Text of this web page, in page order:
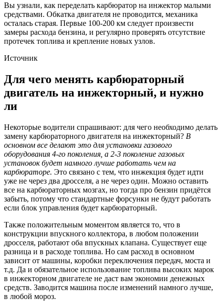
Вы узнали, как переделать карбюратор на инжектор малыми
средствами. Обкатка двигателя не проводится, механика
осталась старая. Первые 100-200 км следует произвести
замеры расхода бензина, и регулярно проверять отсутствие
протечек топлива и крепление новых узлов.
Источник
Для чего менять карбюраторный
двигатель на инжекторный, и нужно
ли
Некоторые водители спрашивают: для чего необходимо делать
замену карбюраторного двигателя на инжекторный? В
основном все делают это для установки газового
оборудования 4-го поколения, а 2-3 поколение газовых
установок будет намного лучше работать чем на
карбюраторе. Это связано с тем, что инжекция будет идти
уже не через два дросселя, а не через один. Можно оставить
все на карбюраторных мозгах, но тогда про бензин придётся
забыть, потому что стандартные форсунки не будут работать
если блок управления будет карбюраторный.
Также положительным моментом является то, что в
конструкции впускного коллектора, в любом положении
дросселя, работают оба впускных клапана. Существует еще
разница и в расходе топлива. Но сам расход в основном
зависит от машины, коробки переключения передач, моста и
т.д. Да и обязательное использование топлива высоких марок
в инжекторном двигателе не даст вам экономии денежных
средств. Заводится машина после изменений намного лучше,
в любой мороз.